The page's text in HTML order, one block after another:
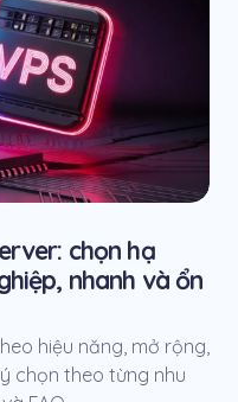
chọn hạ
nhanh và ổn
hiệu năng, mở rộng,
chọn theo từng nhu